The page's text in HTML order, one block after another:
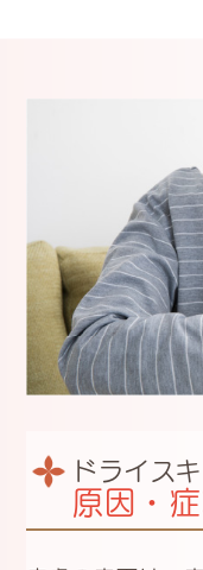
ドライス
原因・